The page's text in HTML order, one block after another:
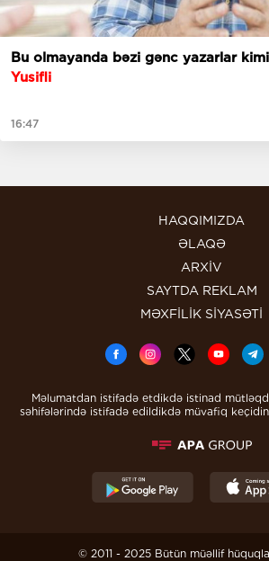
Bu olmayanda bəzi gənc yazarlar
Yusifli
16:47
HAQQIMIZDA
ƏLAQƏ
ARXİV
SAYTDA REKLAM
MƏXFİLİK SİYASƏTİ
Məlumatdan istifadə etdikdə istinad
səhifələrində istifadə edildikdə müvafiq
© 2011 - 2025 Bütün müəllif